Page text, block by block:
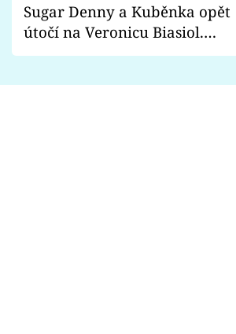
Sugar Denny a Kuběnka opět
útočí na Veronicu Biasiol.
Proč je podle nich falešná a